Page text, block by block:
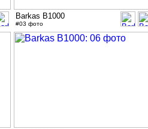
Barkas B1000
#03 фото